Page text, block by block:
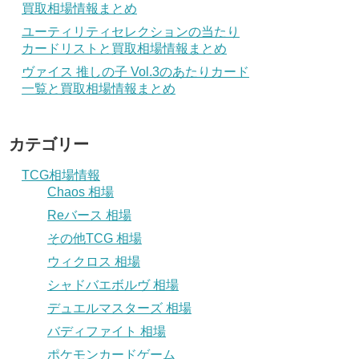
買取相場情報まとめ
ユーティリティセレクションの当たり
カードリストと買取相場情報まとめ
ヴァイス 推しの子 Vol.3のあたりカード
一覧と買取相場情報まとめ
カテゴリー
TCG相場情報
Chaos 相場
Reバース 相場
その他TCG 相場
ウィクロス 相場
シャドバエボルヴ 相場
デュエルマスターズ 相場
バディファイト 相場
ポケモンカードゲーム